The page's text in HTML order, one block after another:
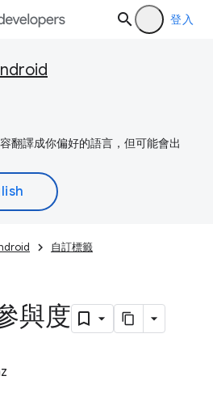
登入
翻譯成你偏好的語言，但可能會出
自訂標籤
與度